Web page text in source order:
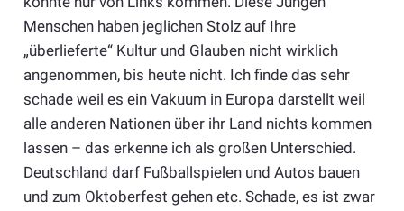
Menschen haben jeglichen Stolz auf Ihre
„überlieferte“ Kultur und Glauben nicht wirklich
angenommen, bis heute nicht. Ich finde das sehr
schade weil es ein Vakuum in Europa darstellt weil
alle anderen Nationen über ihr Land nichts kommen
lassen – das erkenne ich als großen Unterschied.
Deutschland darf Fußballspielen und Autos bauen
und zum Oktoberfest gehen etc. Schade, es ist zwar